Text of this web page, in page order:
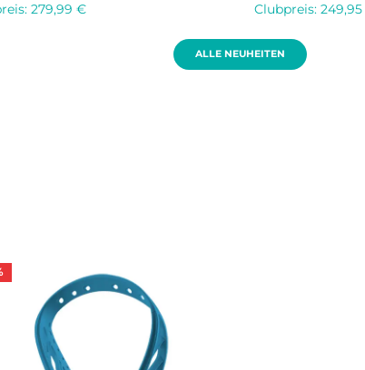
279,99 € Clubpreis: 249,95
ALLE NEUHEITEN